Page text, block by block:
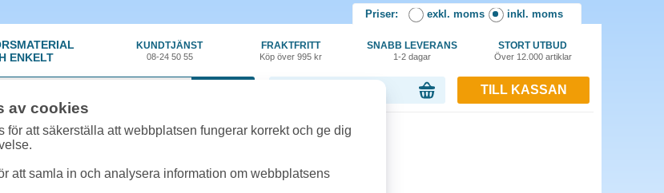
Priser: exkl. moms inkl. moms
ENKELT
KUNDTJÄNST
08-24 50 55
FRAKTFRITT
Köp över 995 kr
SNABB LEVERANS
1-2 dagar
STORT UTBUD
Över 12.000 artiklar
TILL KASSAN
Ställbar sopskyffel Max Klick blå
Ställbar sopskyffel Max Klick blå
av cookies
för att säkerställa att webbplatsen fungerar korrekt och ge dig
att samla in och analysera information om webbplatsens